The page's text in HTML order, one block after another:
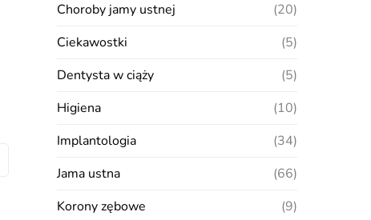
Choroby jamy ustnej
(20)
Ciekawostki
(5)
Dentysta w ciąży
(5)
Higiena
(10)
Implantologia
(34)
Jama ustna
(66)
Korony zębowe
(9)